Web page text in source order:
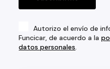
Autorizo el envío de
Funcicar, de acuerdo a la
datos personales.